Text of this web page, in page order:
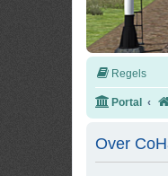
Regels
Portal
Over